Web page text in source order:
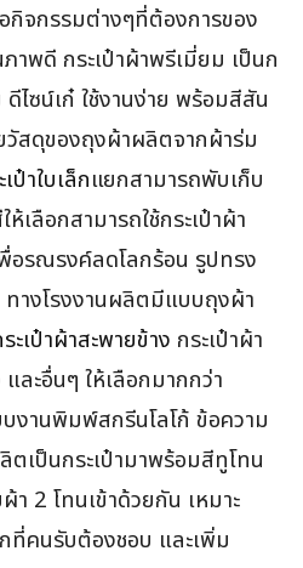
กิจกรรมต่างๆที่ต้องการของ
าพดี กระเป๋าผ้าพรีเมี่ยม เป็นก
ไซน์เก๋ ใช้งานง่าย พร้อมสีสัน
วัสดุของถุงผ้าผลิตจากผ้าร่ม
เป๋าใบเล็กแยกสามารถพับเก็บ
เลือกสามารถใช้กระเป๋าผ้า
อรณรงค์ลดโลกร้อน รูปทรง
างโรงงานผลิตมีแบบถุงผ้า
ะเป๋าผ้าสะพายข้าง กระเป๋าผ้า
ละอื่นๆ ให้เลือกมากกว่า
านพิมพ์สกรีนโลโก้ ข้อความ
ตเป็นกระเป๋ามาพร้อมสีทูโทน
า 2 โทนเข้าด้วยกัน เหมาะ
ที่คนรับต้องชอบ และเพิ่ม